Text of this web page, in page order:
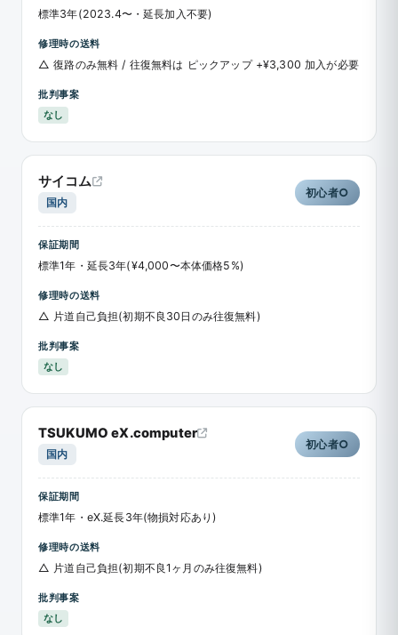
標準3年(2023.4〜・延長加入不要)
修理時の送料
△ 復路のみ無料 / 往復無料は ピックアップ +¥3,300 加入が必要
批判事案
なし
サイコム
国内
保証期間
標準1年・延長3年(¥4,000〜本体価格5%)
修理時の送料
△ 片道自己負担(初期不良30日のみ往復無料)
批判事案
なし
初心者○
TSUKUMO eX.computer
国内
保証期間
標準1年・eX.延長3年(物損対応あり)
修理時の送料
△ 片道自己負担(初期不良1ヶ月のみ往復無料)
批判事案
なし
初心者○